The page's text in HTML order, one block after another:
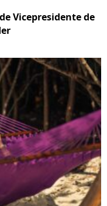
Vicepresidente de